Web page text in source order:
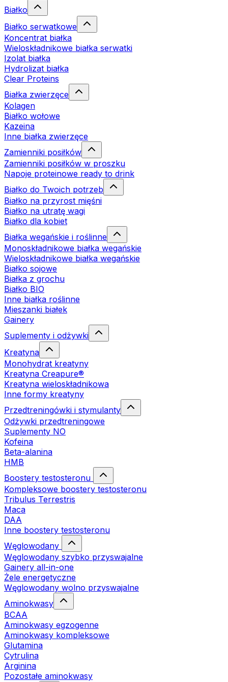
Białko
Białko serwatkowe
Koncentrat białka
Wieloskładnikowe białka serwatki
Izolat białka
Hydrolizat białka
Clear Proteins
Białka zwierzęce
Kolagen
Białko wołowe
Kazeina
Inne białka zwierzęce
Zamienniki posiłków
Zamienniki posiłków w proszku
Napoje proteinowe ready to drink
Białko do Twoich potrzeb
Białko na przyrost mięśni
Białko na utratę wagi
Białko dla kobiet
Białka wegańskie i roślinne
Monoskładnikowe białka wegańskie
Wieloskładnikowe białka wegańskie
Białko sojowe
Białka z grochu
Białko BIO
Inne białka roślinne
Mieszanki białek
Gainery
Suplementy i odżywki
Kreatyna
Monohydrat kreatyny
Kreatyna Creapure®
Kreatyna wieloskładnikowa
Inne formy kreatyny
Przedtreningówki i stymulanty
Odżywki przedtreningowe
Suplementy NO
Kofeina
Beta-alanina
HMB
Boostery testosteronu
Kompleksowe boostery testosteronu
Tribulus Terrestris
Maca
DAA
Inne boostery testosteronu
Węglowodany
Węglowodany szybko przyswajalne
Gainery all-in-one
Żele energetyczne
Węglowodany wolno przyswajalne
Aminokwasy
BCAA
Aminokwasy egzogenne
Aminokwasy kompleksowe
Glutamina
Cytrulina
Arginina
Pozostałe aminokwasy